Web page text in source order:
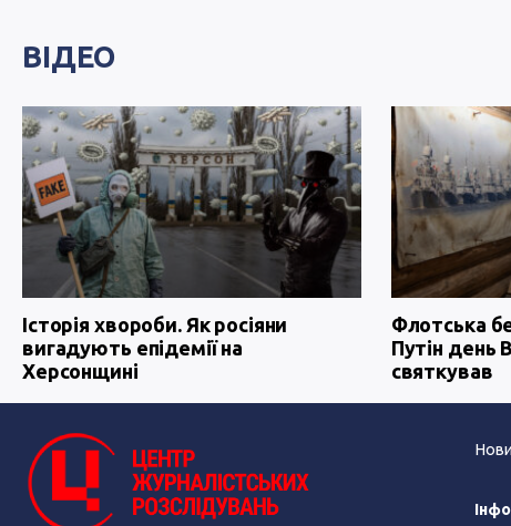
ВІДЕО
Історія хвороби. Як росіяни
вигадують епідемії на
Херсонщині
Флотська
Путін день
святкував